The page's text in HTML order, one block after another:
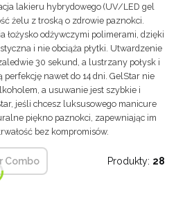
lakieru hybrydowego (UV/LED gel
żelu z troską o zdrowie paznokci.
łożysko odżywczymi polimerami, dzięki
i nie obciąża płytki. Utwardzenie
30 sekund, a lustrzany połysk i
nawet do 14 dni. GelStar nie
a usuwanie jest szybkie i
jeśli chcesz luksusowego manicure
piękno paznokci, zapewniając im
bez kompromisów.
Combo Produkty: 28